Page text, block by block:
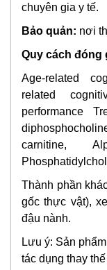
chuyên gia y tế.
Bảo quản: nơi
Quy cách đóng
Age-related
related
performance
carnitine,
Thành phần
gốc thực vật),
đậu nành.
Lưu ý: Sản
tác dụng thay